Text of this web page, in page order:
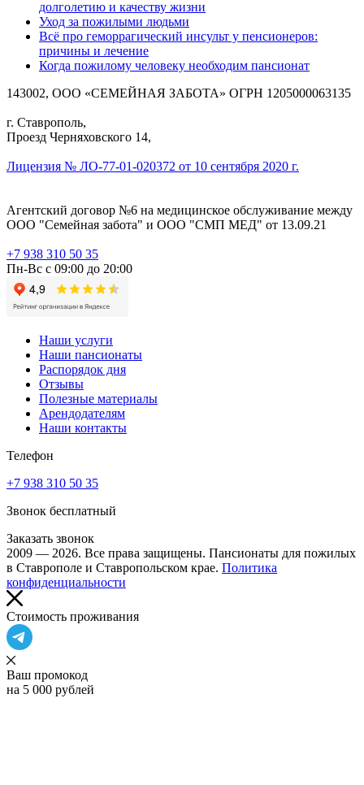
долголетию и качеству жизни
Уход за пожилыми людьми
Всё про геморрагический инсульт у пенсионеров:
причины и лечение
Когда пожилому человеку необходим пансионат
143002, ООО «СЕМЕЙНАЯ ЗАБОТА» ОГРН 1205000063135
г. Ставрополь,
Проезд Черняховского 14,
Лицензия № ЛО-77-01-020372 от 10 сентября 2020 г.
Агентский договор №6 на медицинское обслуживание между
ООО "Семейная забота" и ООО "СМП МЕД" от 13.09.21
+7 938 310 50 35
Пн-Вс с 09:00 до 20:00
Наши услуги
Наши пансионаты
Распорядок дня
Отзывы
Полезные материалы
Арендодателям
Наши контакты
Телефон
+7 938 310 50 35
Звонок бесплатный
Заказать звонок
2009 — 2026. Все права защищены. Пансионаты для пожилых
в Ставрополе и Ставропольском крае. Политика
конфиденциальности
Cтоимость проживания
Ваш промокод
на 5 000 рублей